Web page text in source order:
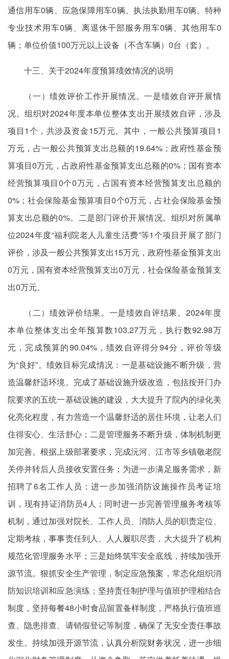
通信用车0辆、应急保障用车0辆、执法执勤用车0辆、特种
专业技术用车0辆、离退休干部服务用车0辆、其他用车0
辆；单位价值100万元以上设备（不含车辆）0台（套）。
十三、关于2024年度预算绩效情况的说明
（一）绩效评价工作开展情况。一是绩效自评开展情
况。组织对2024年度本单位整体支出开展绩效自评，涉及
项目1个，共涉及资金15万元。其中，一般公共预算项目1
万元，占一般公共预算支出总额的19.64%；政府性基金预
算项目0万元，占政府性基金预算支出总额的0%；国有资本
经营预算项目0个0万元，占国有资本经营预算支出总额的
0%；社会保险基金预算项目0个0万元，占社会保险基金预
算支出总额的0%。二是部门评价开展情况。组织对所属单
位2024年度“福利院老人儿童生活费”等1个项目开展了部门
评价，涉及一般公共预算支出15万元，政府性基金预算支出
0万元，国有资本经营预算支出0万元，社会保险基金预算支
出0万元。
（二）绩效评价结果。一是绩效自评结果。2024年度
本单位整体支出全年预算数103.27万元，执行数92.98万
元，完成预算的90.04%，绩效自评得分94分，评价等级
为“良好”。绩效目标完成情况：一是基础设施不断升级，营
造温馨舒适环境。完成了基础设施升级改造，包括按开门办
院要求的五统一基础设施的建设，大大提升了院内的绿化美
化亮化程度，有力营造一个温馨舒适的居住环境，让老人们
住得安心、生活舒心；二是管理服务不断升级，体制机制更
加完善。根据上级部署要求，完成沅河、江市等乡镇敬老院
关停并转后人员接收安置任务；为进一步满足服务需求，新
招聘了6名工作人员；进一步加强消防设施操作员考证培
训，现有持证消防员4人；同时进一步完善管理服务考核等
机制，通过加强对院长、工作人员、消防人员的职责定位、
定期考核，事事责任到人、人人履职尽责，大大提升了机构
规范化管理服务水平；三是始终筑牢安全底线，持续加强开
源节流。狠抓安全生产管理，制定应急预案，常态化组织消
防知识培训和应急演练；坚持责任制护理与值班护理相结合
制度，坚持每餐48小时食品留置备样制度，严格执行值班巡
查、隐患排查、请销假登记等制度，确保了无安全责任事故
发生。持续加强开源节流，认真分析院财务状况，进一步细